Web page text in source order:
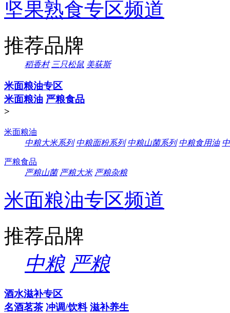
坚果熟食专区频道
推荐品牌
稻香村 三只松鼠 美荻斯
米面粮油专区
米面粮油 严粮食品
>
米面粮油
中粮大米系列 中粮面粉系列 中粮山菌系列 中粮食用油
严粮食品
严粮山菌 严粮大米 严粮杂粮
米面粮油专区频道
推荐品牌
中粮 严粮
酒水滋补专区
名酒茗茶 冲调/饮料 滋补养生